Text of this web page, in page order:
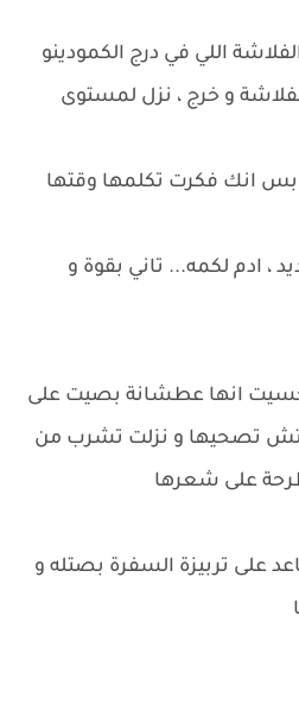
اللي في درج الكمودينو
و خرج ، نزل لمستوى
انك فكرت تكلمها وقتها
، ادم لكمه... تاني بقوة و
انها عطشانة بصيت على
تصحيها و نزلت تشرب من
على شعرها
على تربيزة السفرة بصتله و